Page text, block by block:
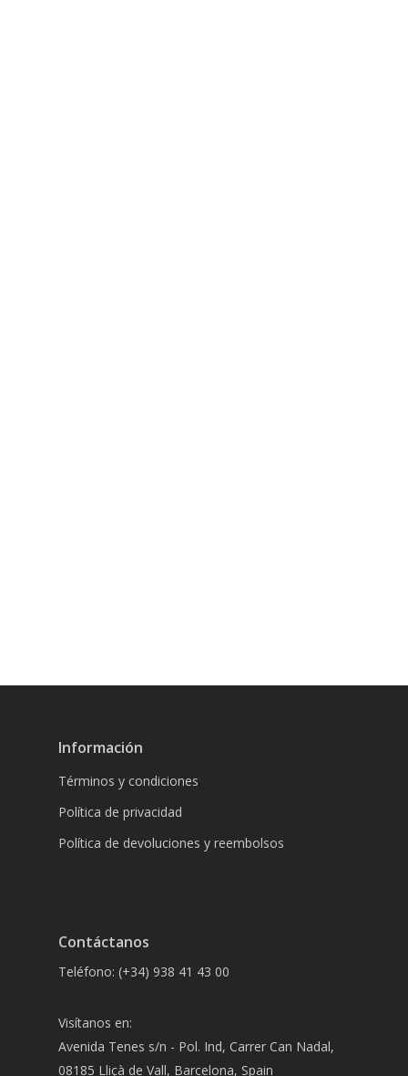
Información
Términos y condiciones
Política de privacidad
Política de devoluciones y reembolsos
Contáctanos
Teléfono: (+34) 938 41 43 00
Visítanos en:
Avenida Tenes s/n - Pol. Ind, Carrer Can Nadal,
08185 Lliçà de Vall, Barcelona, Spain